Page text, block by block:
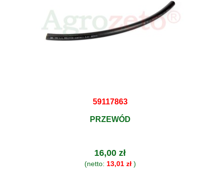
59117863
PRZEWÓD
16,00 zł
(netto: 13,01 zł)